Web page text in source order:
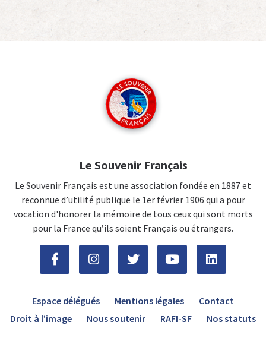
Le Souvenir Français
Le Souvenir Français est une association fondée en 1887 et
reconnue d’utilité publique le 1er février 1906 qui a pour
vocation d'honorer la mémoire de tous ceux qui sont morts
pour la France qu’ils soient Français ou étrangers.
Espace délégués Mentions légales
Contact
Droit à l’image
Nous soutenir RAFI-SF Nos statuts